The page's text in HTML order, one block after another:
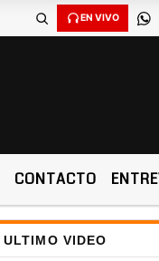
EN VIVO
CONTACTO
ULTIMO VIDEO